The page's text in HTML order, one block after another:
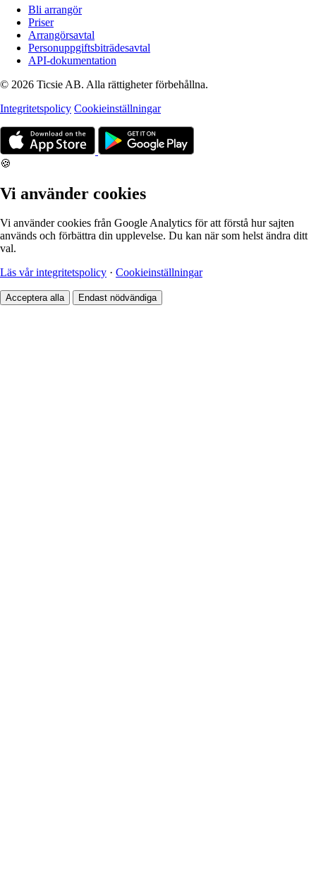
Bli arrangör
Priser
Arrangörsavtal
Personuppgiftsbiträdesavtal
API-dokumentation
© 2026 Ticsie AB. Alla rättigheter förbehållna.
Integritetspolicy Cookieinställningar
🍪
Vi använder cookies
Vi använder cookies från Google Analytics för att förstå hur sajten
används och förbättra din upplevelse. Du kan när som helst ändra ditt
val.
Läs vår integritetspolicy · Cookieinställningar
Acceptera alla Endast nödvändiga